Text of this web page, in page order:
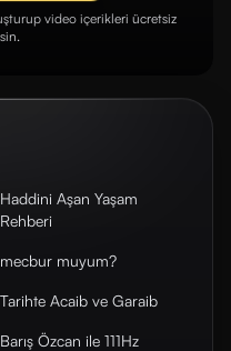
video içerikleri ücretsiz
Haddini Aşan Yaşam
Rehberi
mecbur muyum?
Tarihte Acaib ve Garaib
Barış Özcan ile 111Hz